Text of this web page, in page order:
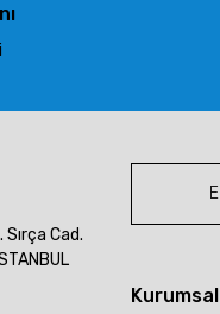
olmalı.
Cad.
Kurumsal